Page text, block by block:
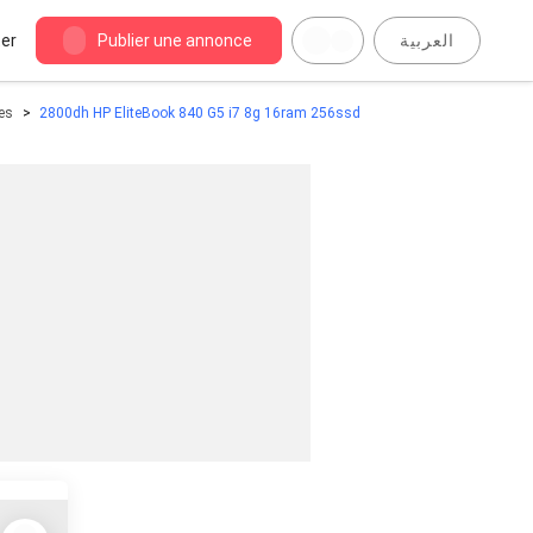
Publier une annonce العربية
2800dh HP EliteBook 840 G5 i7 8g 16ram 256ssd